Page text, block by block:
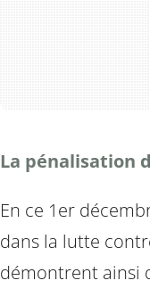
La pénalisation
En ce 1er
dans la lutte
démontrent ainsi